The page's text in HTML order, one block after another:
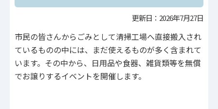
更新日：2026年7月27日
市民の皆さんからごみとして清掃工場へ直接搬入され
ているものの中には、まだ使えるものが多く含まれて
います。その中から、日用品や食器、雑貨類等を無償
でお譲りするイベントを開催します。